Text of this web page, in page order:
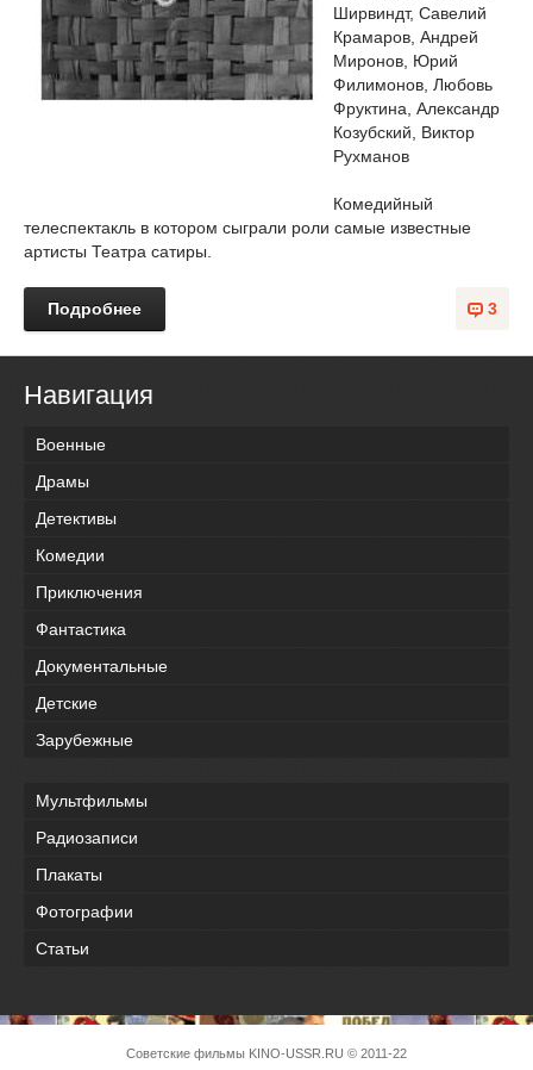
Ширвиндт, Савелий
Крамаров, Андрей
Миронов, Юрий
Филимонов, Любовь
Фруктина, Александр
Козубский, Виктор
Рухманов
Комедийный
телеспектакль в котором сыграли роли самые известные
артисты Театра сатиры.
3
Подробнее
Навигация
Военные
Драмы
Детективы
Комедии
Приключения
Фантастика
Документальные
Детские
Зарубежные
Мультфильмы
Радиозаписи
Плакаты
Фотографии
Статьи
Советские фильмы KINO-USSR.RU © 2011-22